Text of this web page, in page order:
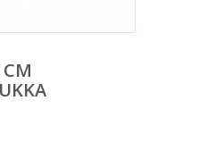
CM